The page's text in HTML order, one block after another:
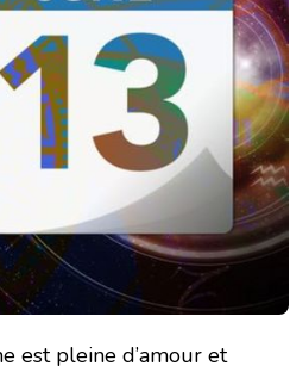
est pleine d’amour et